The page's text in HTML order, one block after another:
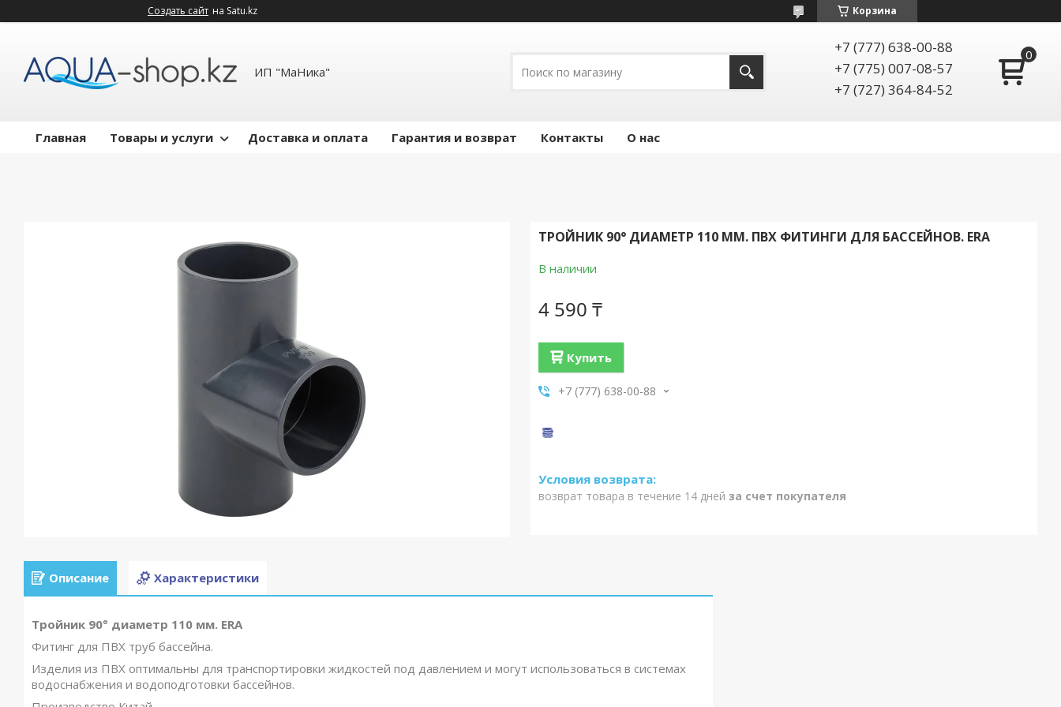
Создать сайт на Satu.kz Корзина
ИП "МаНика"
+7 (777) 638-00-88
+7 (775) 007-08-57
+7 (727) 364-84-52
Главная Товары и услуги Доставка и оплата Гарантия и возврат Контакты О нас
ТРОЙНИК 90° ДИАМЕТР 110 ММ. ПВХ ФИТИНГИ ДЛЯ БАССЕЙНОВ. ERA
В наличии
4 590 ₸
Купить
+7 (777) 638-00-88
возврат товара в течение 14 дней за счет покупателя
Описание Характеристики
Тройник 90° диаметр 110 мм. ERA
Фитинг для ПВХ труб бассейна.
Изделия из ПВХ оптимальны для транспортировки жидкостей под давлением и могут использоваться в системах
водоснабжения и водоподготовки бассейнов.